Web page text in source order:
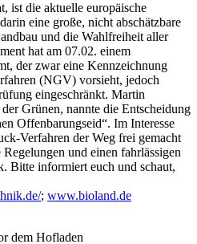
ist die aktuelle europäische
eine große, nicht abschätzbare
und die Wahlfreiheit aller
hat am 07.02. einem
der zwar eine Kennzeichnung
(NGV) vorsieht, jedoch
eingeschränkt. Martin
Grünen, nannte die Entscheidung
Offenbarungseid“. Im Interesse
Verfahren der Weg frei gemacht
und einen fahrlässigen
Bitte informiert euch und schaut,
; www.bioland.de